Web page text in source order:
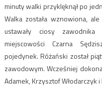
minuty walki przyklęknął po
Walka została wznowiona,
ustawały ciosy zawodnika
miejscowości Czarna
pojedynek. Różański został
zawodowym. Wcześniej
Adamek, Krzysztof Włodarczyk